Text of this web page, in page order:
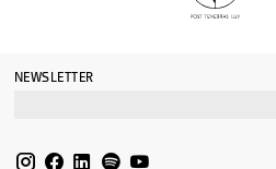
NEWSLETTER